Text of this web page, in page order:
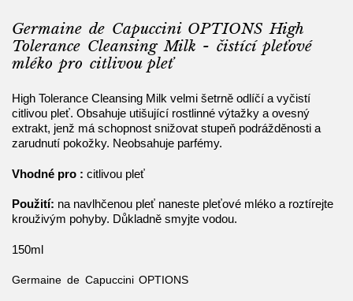
Germaine de Capuccini OPTIONS High
Tolerance Cleansing Milk - čistící pleťové
mléko pro citlivou pleť
High Tolerance Cleansing Milk velmi šetrně odlíčí a vyčistí
citlivou pleť. Obsahuje utišující rostlinné výtažky a ovesný
extrakt, jenž má schopnost snižovat stupeň podrážděnosti a
zarudnutí pokožky. Neobsahuje parfémy.
Vhodné pro : citlivou pleť
Použití: na navlhčenou pleť naneste pleťové mléko a roztírejte
krouživým pohyby. Důkladně smyjte vodou.
150ml
Germaine de Capuccini OPTIONS